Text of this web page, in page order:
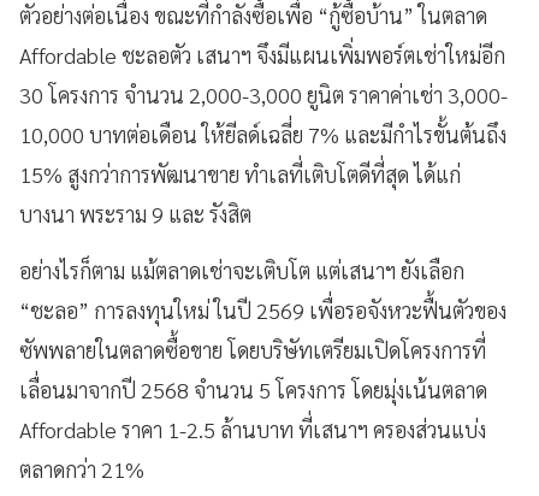
ตัวอย่างต่อเนื่อง ขณะที่กำลังซื้อเพื่อ “กู้ซื้อบ้าน” ในตลาด
Affordable ชะลอตัว เสนาฯ จึงมีแผนเพิ่มพอร์ตเช่าใหม่อีก
30 โครงการ จำนวน 2,000-3,000 ยูนิต ราคาค่าเช่า 3,000-
10,000 บาทต่อเดือน ให้ยีลด์เฉลี่ย 7% และมีกำไรขั้นต้นถึง
15% สูงกว่าการพัฒนาขาย ทำเลที่เติบโตดีที่สุด ได้แก่
บางนา พระราม 9 และ รังสิต
อย่างไรก็ตาม แม้ตลาดเช่าจะเติบโต แต่เสนาฯ ยังเลือก
“ชะลอ” การลงทุนใหม่ ในปี 2569 เพื่อรอจังหวะฟื้นตัวของ
ซัพพลายในตลาดซื้อขาย โดยบริษัทเตรียมเปิดโครงการที่
เลื่อนมาจากปี 2568 จำนวน 5 โครงการ โดยมุ่งเน้นตลาด
Affordable ราคา 1-2.5 ล้านบาท ที่เสนาฯ ครองส่วนแบ่ง
ตลาดกว่า 21%